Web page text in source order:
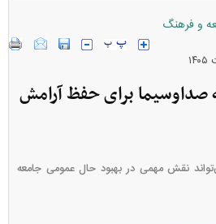
و فرهنگ
صداوسیما برای حفظ آرامش
نقش مهمی در بهبود حال عمومی جامعه